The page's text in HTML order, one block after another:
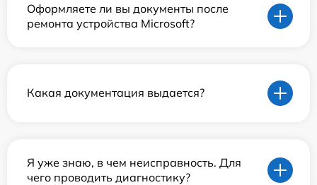
Оформляете ли вы документы после
ремонта устройства Microsoft?
Какая документация выдается?
Я уже знаю, в чем неисправность. Для
чего проводить диагностику?